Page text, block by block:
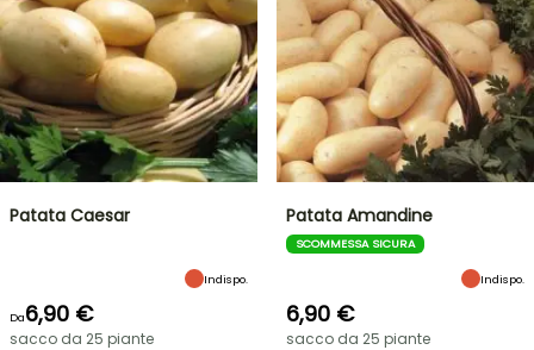
Patata Caesar
Indispo.
Da6,90 €
sacco da 25 piante
Patata Amandine
SCOMMESSA SICURA
Indispo.
6,90 €
sacco da 25 piante